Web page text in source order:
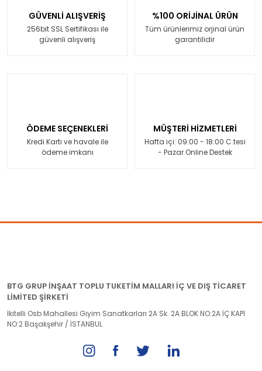
GÜVENLİ ALIŞVERİŞ
256bit SSL Sertifikası ile
güvenli alışveriş
%100 ORİJİNAL ÜRÜN
Tüm ürünlerimiz orjinal ürün
garantilidir
ÖDEME SEÇENEKLERİ
Kredi Kartı ve havale ile
ödeme imkanı
MÜŞTERİ HİZMETLERİ
Hafta içi: 09:00 - 18:00 C.tesi
- Pazar Online Destek
BTG GRUP İNŞAAT TOPLU TUKETİM MALLARI İÇ VE DIŞ TİCARET
LİMİTED ŞİRKETİ
İkitelli Osb Mahallesi Giyim Sanatkarları 2A Sk. 2A BLOK NO:2A İÇ KAPI
NO:2 Başakşehir / İSTANBUL